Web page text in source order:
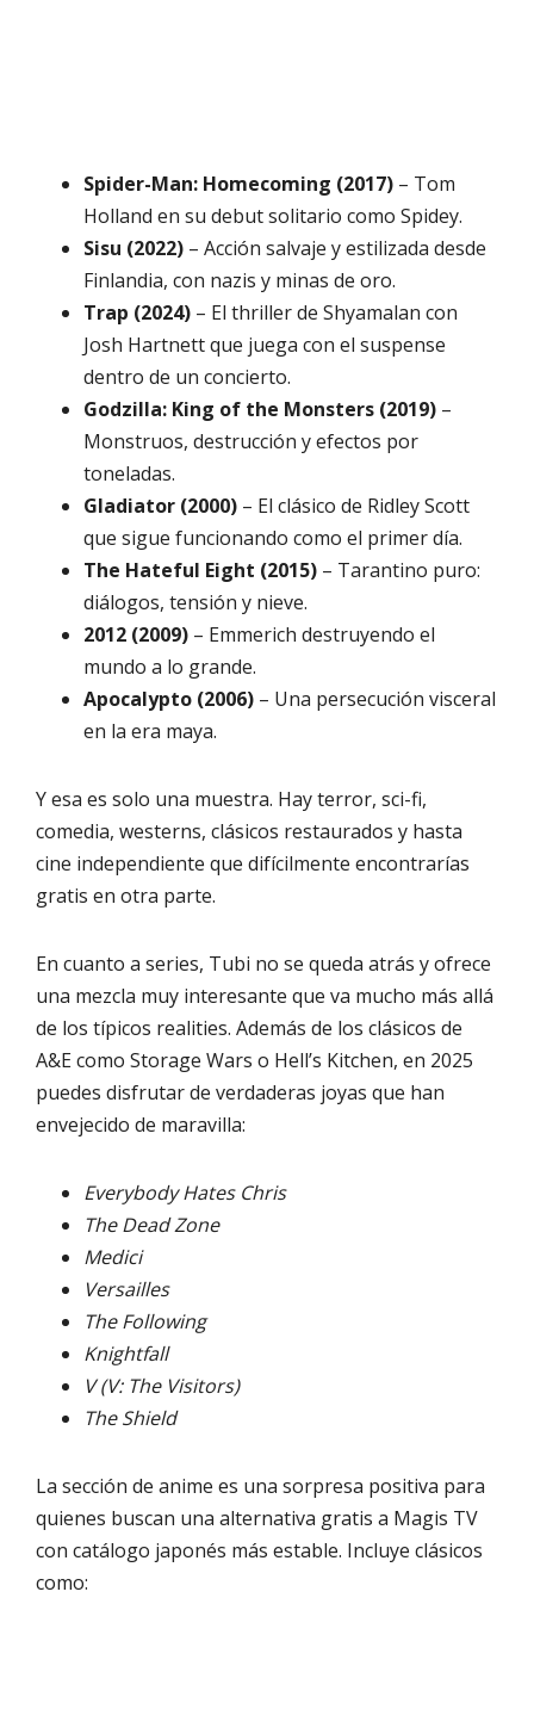
Spider-Man: Homecoming (2017) – Tom
Holland en su debut solitario como Spidey.
Sisu (2022) – Acción salvaje y estilizada desde
Finlandia, con nazis y minas de oro.
Trap (2024) – El thriller de Shyamalan con
Josh Hartnett que juega con el suspense
dentro de un concierto.
Godzilla: King of the Monsters (2019) –
Monstruos, destrucción y efectos por
toneladas.
Gladiator (2000) – El clásico de Ridley Scott
que sigue funcionando como el primer día.
The Hateful Eight (2015) – Tarantino puro:
diálogos, tensión y nieve.
2012 (2009) – Emmerich destruyendo el
mundo a lo grande.
Apocalypto (2006) – Una persecución visceral
en la era maya.
Y esa es solo una muestra. Hay terror, sci-fi,
comedia, westerns, clásicos restaurados y hasta
cine independiente que difícilmente encontrarías
gratis en otra parte.
En cuanto a series, Tubi no se queda atrás y ofrece
una mezcla muy interesante que va mucho más allá
de los típicos realities. Además de los clásicos de
A&E como Storage Wars o Hell’s Kitchen, en 2025
puedes disfrutar de verdaderas joyas que han
envejecido de maravilla:
Everybody Hates Chris
The Dead Zone
Medici
Versailles
The Following
Knightfall
V (V: The Visitors)
The Shield
La sección de anime es una sorpresa positiva para
quienes buscan una alternativa gratis a Magis TV
con catálogo japonés más estable. Incluye clásicos
como: